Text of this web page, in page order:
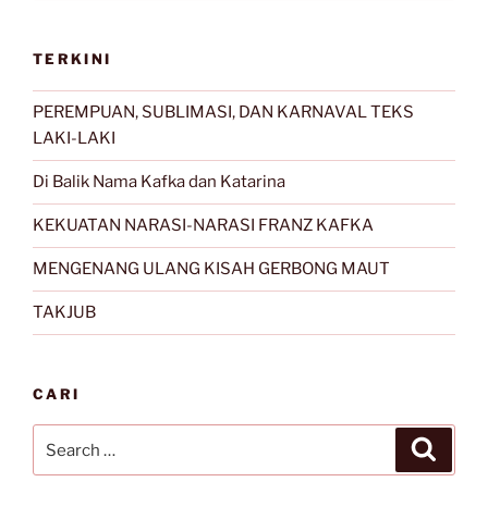
TERKINI
PEREMPUAN, SUBLIMASI, DAN KARNAVAL TEKS
LAKI-LAKI
Di Balik Nama Kafka dan Katarina
KEKUATAN NARASI-NARASI FRANZ KAFKA
MENGENANG ULANG KISAH GERBONG MAUT
TAKJUB
CARI